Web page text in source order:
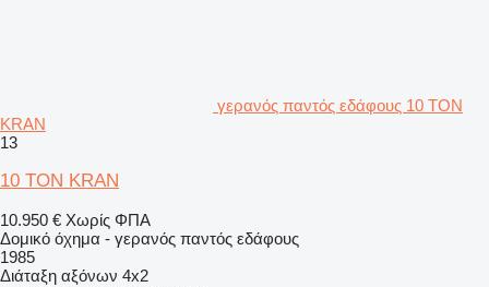
γερανός παντός εδάφους 10 TON
KRAN
13
10 TON KRAN
10.950 € Χωρίς ΦΠΑ
Δομικό όχημα - γερανός παντός εδάφους
1985
Διάταξη αξόνων 4x2